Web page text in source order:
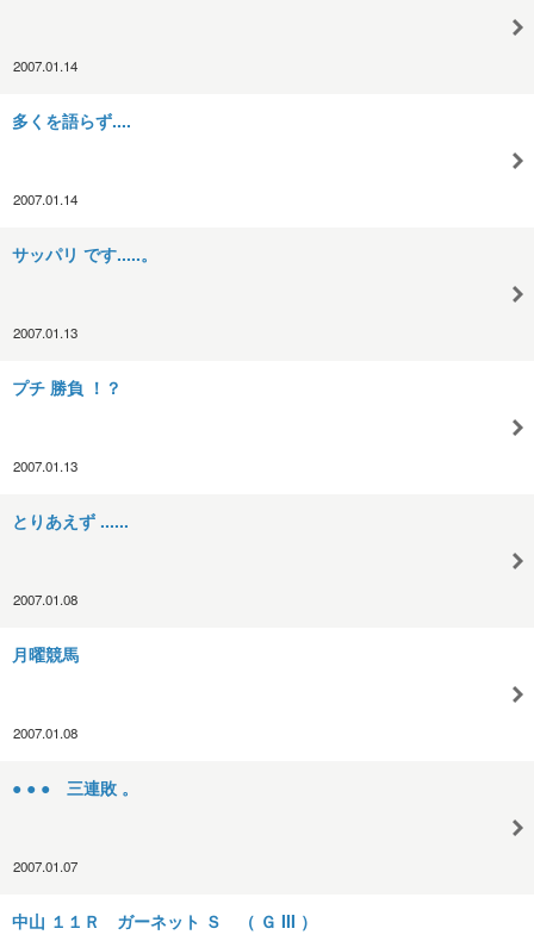
2007.01.14
多くを語らず....
2007.01.14
サッパリ です.....。
2007.01.13
プチ 勝負 ！？
2007.01.13
とりあえず ......
2007.01.08
月曜競馬
2007.01.08
● ● ● 三連敗 。
2007.01.07
中山 １１Ｒ ガーネット Ｓ （ Ｇ III ）